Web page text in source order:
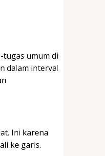
tugas umum di
dalam interval
Ini karena
ke garis.